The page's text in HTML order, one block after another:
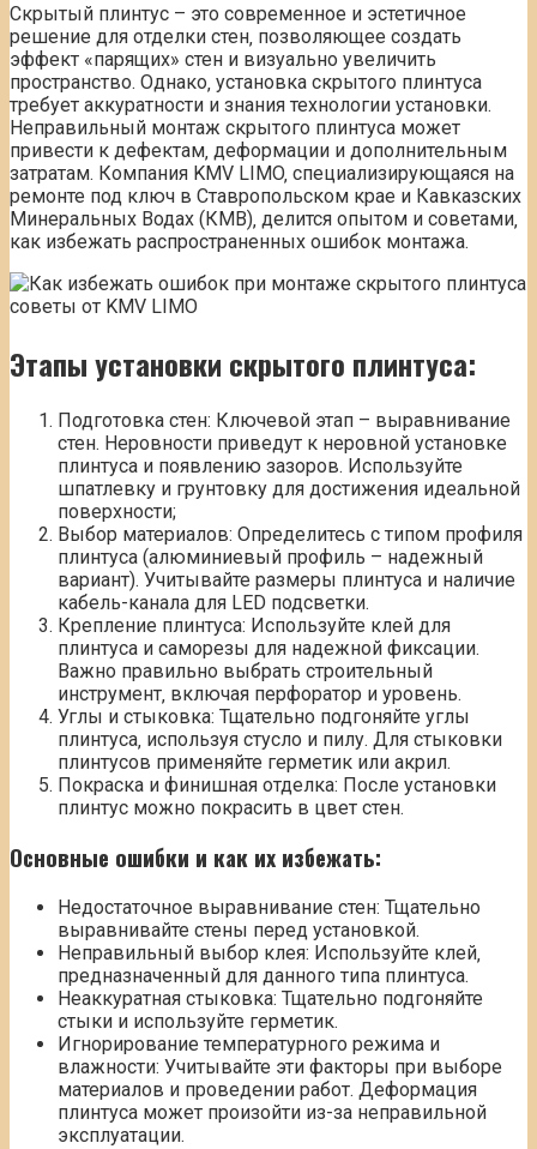
Скрытый плинтус – это современное и эстетичное
решение для отделки стен‚ позволяющее создать
эффект «парящих» стен и визуально увеличить
пространство. Однако‚ установка скрытого плинтуса
требует аккуратности и знания технологии установки.
Неправильный монтаж скрытого плинтуса может
привести к дефектам‚ деформации и дополнительным
затратам. Компания KMV LIMO‚ специализирующаяся на
ремонте под ключ в Ставропольском крае и Кавказских
Минеральных Водах (КМВ)‚ делится опытом и советами‚
как избежать распространенных ошибок монтажа.
Этапы установки скрытого плинтуса:
Подготовка стен: Ключевой этап – выравнивание
стен. Неровности приведут к неровной установке
плинтуса и появлению зазоров. Используйте
шпатлевку и грунтовку для достижения идеальной
поверхности;
Выбор материалов: Определитесь с типом профиля
плинтуса (алюминиевый профиль – надежный
вариант). Учитывайте размеры плинтуса и наличие
кабель-канала для LED подсветки.
Крепление плинтуса: Используйте клей для
плинтуса и саморезы для надежной фиксации.
Важно правильно выбрать строительный
инструмент‚ включая перфоратор и уровень.
Углы и стыковка: Тщательно подгоняйте углы
плинтуса‚ используя стусло и пилу. Для стыковки
плинтусов применяйте герметик или акрил.
Покраска и финишная отделка: После установки
плинтус можно покрасить в цвет стен.
Основные ошибки и как их избежать:
Недостаточное выравнивание стен: Тщательно
выравнивайте стены перед установкой.
Неправильный выбор клея: Используйте клей‚
предназначенный для данного типа плинтуса.
Неаккуратная стыковка: Тщательно подгоняйте
стыки и используйте герметик.
Игнорирование температурного режима и
влажности: Учитывайте эти факторы при выборе
материалов и проведении работ. Деформация
плинтуса может произойти из-за неправильной
эксплуатации.